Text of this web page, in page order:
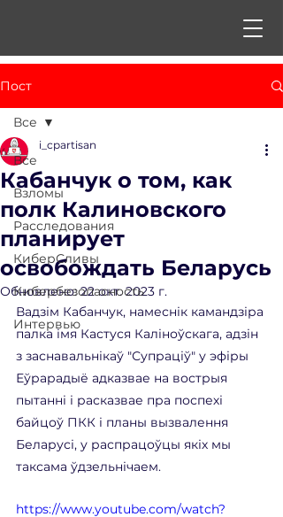
Пост
Все
Взломы
Расследования
КиберСливы
Кибербезопасность
Интервью
Все
Кабанчук о том, как
полк Калиновского
планирует
освобождать Беларусь
i_cpartisan
Обновлено:22 окт. 2023 г.
Вадзім Кабанчук, намеснік камандзіра
палка імя Кастуся Каліноўскага, адзін
з заснавальнікаў "Супраціў" у эфіры
Еўрарадыё адказвае на вострыя
пытанні і расказвае пра поспехі
байцоў ПКК і планы вызвалення
Беларусі, у распрацоўцы якіх мы
таксама ўдзельнічаем.
https://www.youtube.com/watch?